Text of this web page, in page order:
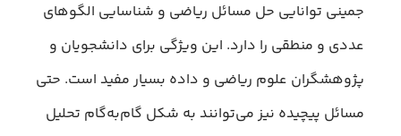
جمینی توانایی حل مسائل ریاضی و شناسایی الگوهای
عددی و منطقی را دارد. این ویژگی برای دانشجویان و
پژوهشگران علوم ریاضی و داده بسیار مفید است. حتی
مسائل پیچیده نیز می‌توانند به شکل گام‌به‌گام تحلیل